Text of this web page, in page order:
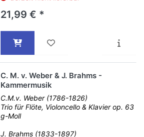
21,99 € *
C. M. v. Weber & J. Brahms -
Kammermusik
C.M.v. Weber (1786-1826)
Trio für Flöte, Violoncello & Klavier op. 63
g-Moll
J. Brahms (1833-1897)